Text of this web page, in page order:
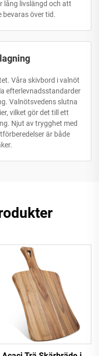
lång livslängd och att
bevaras över tid.
Våra skivbord i valnöt
efterlevnadsstandarder
Valnötsvedens slutna
vilket gör det till ett
Njut av trygghet med
är både